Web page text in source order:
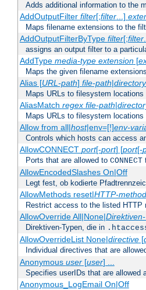
Adds additional information to the
AddOutputFilter filter[;filter...]
Maps filename extensions to the
AddOutputFilterByType filter[;filter
assigns an output filter to a
AddType media-type extension[
Maps the given filename
Alias [URL-path] file-path|
Maps URLs to filesystem locations
AliasMatch regex file-path|
Maps URLs to filesystem
Allow from all|host|env=[!]env-
Controls which hosts can access
AllowCONNECT port[-port] [port[-
Ports that are allowed to CONNECT
AllowEncodedSlashes On|Off
Legt fest, ob kodierte
AllowMethods reset|HTTP-method
Restrict access to the listed HTTP
AllowOverride All|None|
Direktiven-Typen, die in
AllowOverrideList None|directive[
Individual directives that are
Anonymous user[user] ...
Specifies userIDs that are allowed
Anonymous_LogEmail On|Off